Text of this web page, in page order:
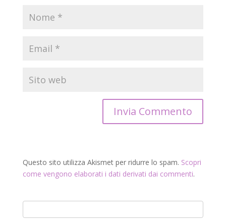
Questo sito utilizza Akismet per ridurre lo spam. Scopri
come vengono elaborati i dati derivati dai commenti.